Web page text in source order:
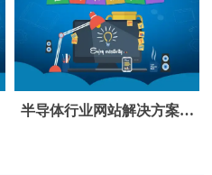
半导体行业网站解决方案和